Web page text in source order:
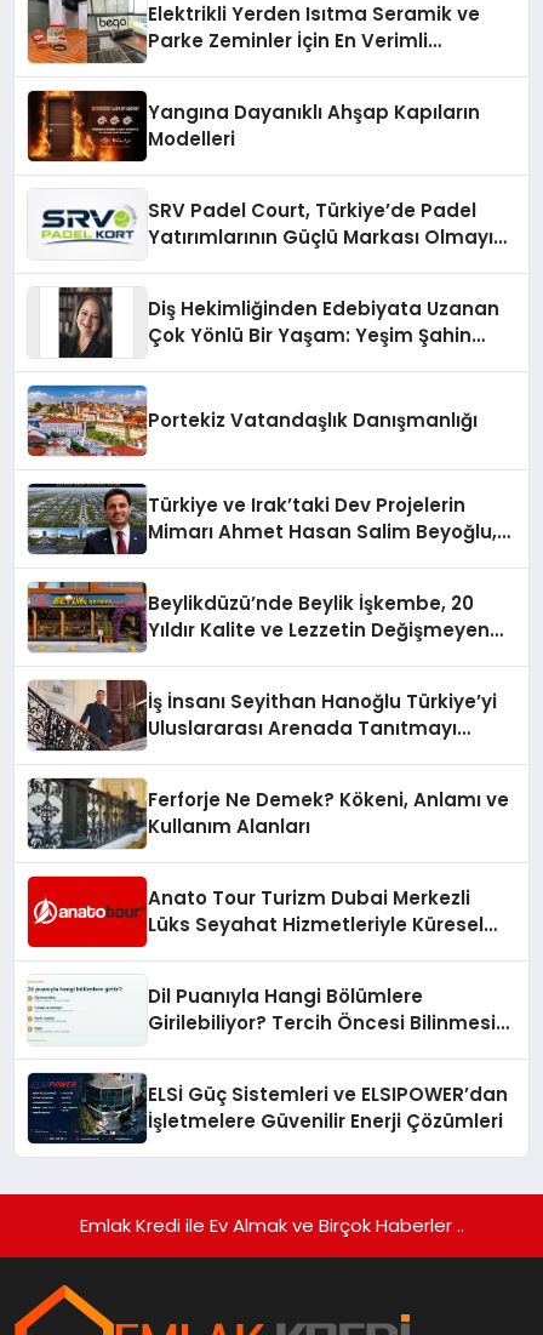
Elektrikli Yerden Isıtma Seramik ve
Parke Zeminler İçin En Verimli
Yangına Dayanıklı Ahşap Kapıların
Modelleri
SRV Padel Court, Türkiye’de Padel
Yatırımlarının Güçlü Markası Olmayı
Diş Hekimliğinden Edebiyata Uzanan
Çok Yönlü Bir Yaşam: Yeşim Şahin
Portekiz Vatandaşlık Danışmanlığı
Türkiye ve Irak’taki Dev Projelerin
Mimarı Ahmet Hasan Salim Beyoğlu,
Hayata Geçirecek
Beylikdüzü’nde Beylik İşkembe, 20
Yıldır Kalite ve Lezzetin Değişmeyen
İş İnsanı Seyithan Hanoğlu Türkiye’yi
Uluslararası Arenada Tanıtmayı
Ferforje Ne Demek? Kökeni, Anlamı ve
Kullanım Alanları
Anato Tour Turizm Dubai Merkezli
Lüks Seyahat Hizmetleriyle Küresel
Dil Puanıyla Hangi Bölümlere
Girilebiliyor? Tercih Öncesi Bilinmesi
ELSİ Güç Sistemleri ve ELSIPOWER’dan
İşletmelere Güvenilir Enerji Çözümleri
Emlak Kredi ile Ev Almak ve Birçok Haberler ..